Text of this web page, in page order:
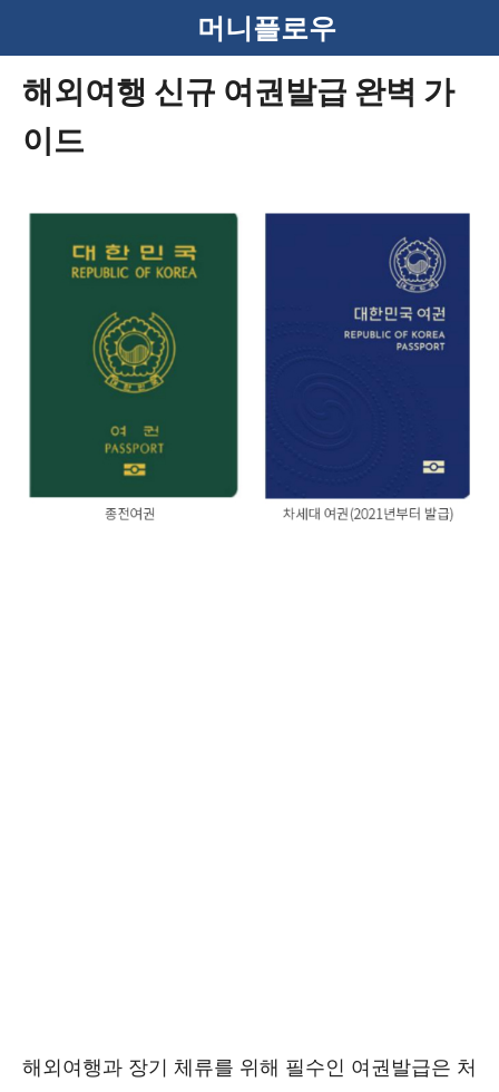
텐
머니플로우
해외여행 신규 여권발급 완벽 가
이드
해외여행과 장기 체류를 위해 필수인 여권발급은 처